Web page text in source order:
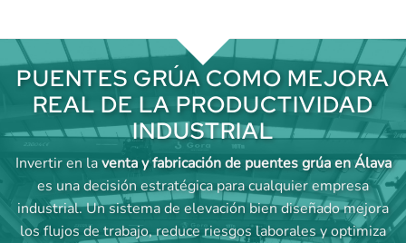
PUENTES GRÚA COMO MEJORA
REAL DE LA PRODUCTIVIDAD
INDUSTRIAL
Invertir en laventa y fabricación de puentes grúa en Álava
es una decisión estratégica para cualquier empresa
industrial. Un sistema de elevación bien diseñado mejora
los flujos de trabajo, reduce riesgos laborales y optimiza